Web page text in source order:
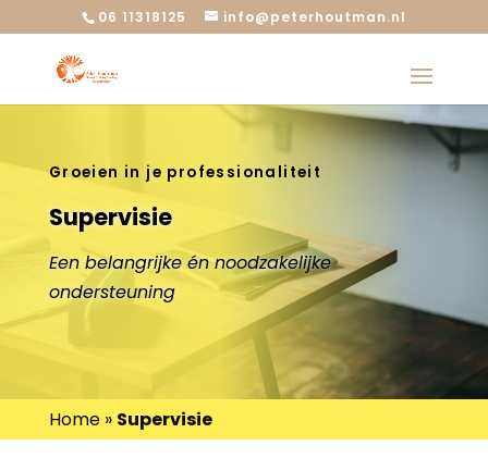
06 11318125 info@peterhoutman.nl
Groeien in je professionaliteit
Supervisie
Een belangrijke én noodzakelijke
ondersteuning
Home» Supervisie